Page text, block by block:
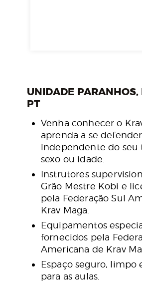
UNIDADE PARANHOS,
PT
Venha conhecer o
aprenda a se
independente do seu
sexo ou idade.
Instrutores
Grão Mestre Kobi e
pela Federação Sul
Krav Maga.
Equipamentos
fornecidos pela
Americana de Krav
Espaço seguro, limpo
para as aulas.